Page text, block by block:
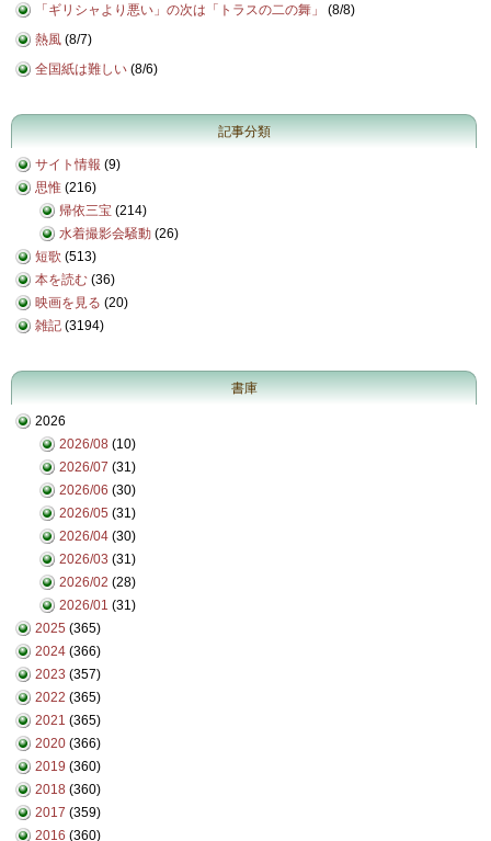
「ギリシャより悪い」の次は「トラスの二の舞」
(8/8)
熱風 (8/7)
全国紙は難しい (8/6)
記事分類
サイト情報 (9)
思惟 (216)
帰依三宝 (214)
水着撮影会騒動 (26)
短歌 (513)
本を読む (36)
映画を見る (20)
雑記 (3194)
書庫
2026
2026/08 (10)
2026/07 (31)
2026/06 (30)
2026/05 (31)
2026/04 (30)
2026/03 (31)
2026/02 (28)
2026/01 (31)
2025 (365)
2024 (366)
2023 (357)
2022 (365)
2021 (365)
2020 (366)
2019 (360)
2018 (360)
2017 (359)
2016 (360)